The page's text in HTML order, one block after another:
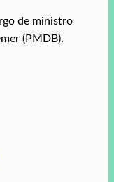
de ministro
(PMDB).